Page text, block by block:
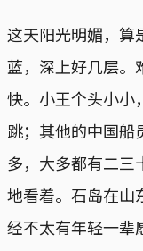
这天阳光明媚，算
蓝，深上好几层。
快。小王个头小小
跳；其他的中国船
多，大多都有二三
地看着。石岛在山
经不太有年轻一辈